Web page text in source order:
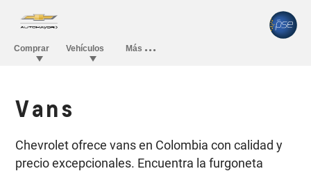
Vans
Chevrolet ofrece vans en Colombia con calidad y
precio excepcionales. Encuentra la furgoneta